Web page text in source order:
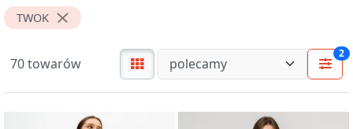
TWOK
70 towarów
2